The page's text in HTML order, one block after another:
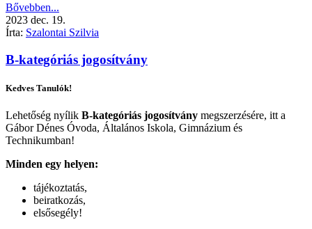
Bővebben...
2023 dec. 19.
Írta: Szalontai Szilvia
B-kategóriás jogosítvány
Kedves Tanulók!
Lehetőség nyílik B-kategóriás jogosítvány megszerzésére, itt a
Gábor Dénes Óvoda, Általános Iskola, Gimnázium és
Technikumban!
Minden egy helyen:
tájékoztatás,
beiratkozás,
elsősegély!